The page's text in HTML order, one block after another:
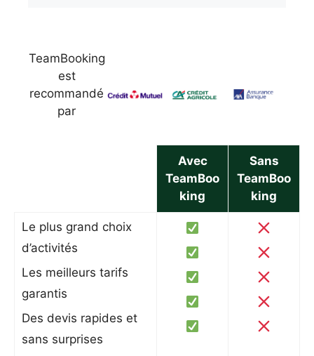
TeamBooking
est
recommandé
par
Avec
TeamBoo
king
Sans
TeamBoo
king
Le plus grand choix
d’activités
Les meilleurs tarifs
garantis
Des devis rapides et
sans surprises